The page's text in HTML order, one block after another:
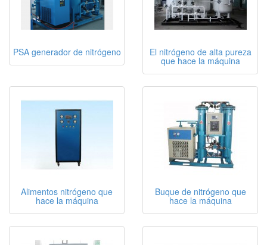
PSA generador de nitrógeno El nitrógeno de alta pureza
que hace la máquina
Alimentos nitrógeno que
hace la máquina
Buque de nitrógeno que
hace la máquina